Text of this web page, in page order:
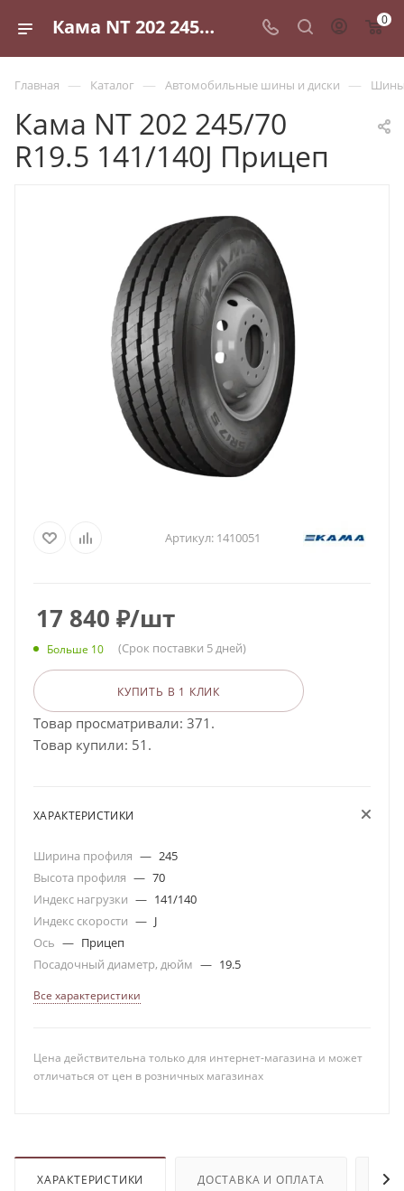
Кама NT 202 245/70 R19.5 141/140J Прицеп - купить в Санкт-Петербурге по выгодной цене 0
Главная — Каталог — Автомобильные шины и диски — Шины
Кама NT 202 245/70
R19.5 141/140J Прицеп
Артикул: 1410051
17 840 ₽/шт
Больше 10 (Срок поставки 5 дней)
КУПИТЬ В 1 КЛИК
Товар просматривали: 371.
Товар купили: 51.
ХАРАКТЕРИСТИКИ
Ширина профиля — 245
Высота профиля — 70
Индекс нагрузки — 141/140
Индекс скорости — J
Ось — Прицеп
Посадочный диаметр, дюйм — 19.5
Все характеристики
Цена действительна только для интернет-магазина и может
отличаться от цен в розничных магазинах
ХАРАКТЕРИСТИКИ ДОСТАВКА И ОПЛАТА